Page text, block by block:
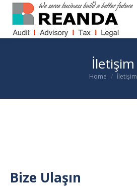
İletişim
You are here:
Home İletişim
Bize Ulaşın